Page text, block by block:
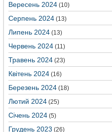
Вересень 2024 (10)
Серпень 2024 (13)
Липень 2024 (13)
Червень 2024 (11)
Травень 2024 (23)
Квітень 2024 (16)
Березень 2024 (18)
Лютий 2024 (25)
Січень 2024 (5)
Грудень 2023 (26)